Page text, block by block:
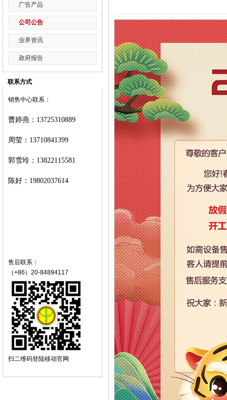
广告产品
公司公告
业界资讯
政府报告
联系方式
销售中心联系：
曹婷燕 ： 13725310889
周莹： 13710841399
郭雪玲： 13822115581
陈好： 19802037614
售后联系：
（+86）20-84894117
扫二维码登陆移动官网